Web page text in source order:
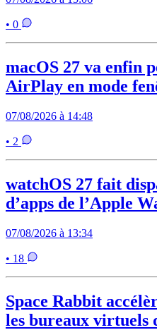
• 0
macOS 27 va enfin
AirPlay en mode
07/08/2026 à 14:48
• 2
watchOS 27 fait
d’apps de l’Apple
07/08/2026 à 13:34
• 18
Space Rabbit
les bureaux virtuels